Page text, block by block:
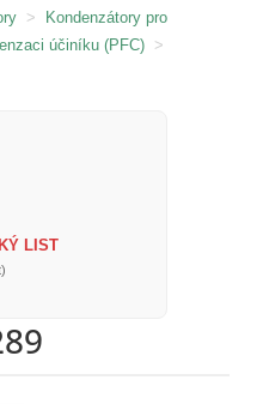
>
Kondenzátory pro
účiníku (PFC) >
LIST